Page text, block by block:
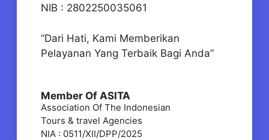
NIB : 2802250035061
“Dari Hati, Kami Memberikan
Pelayanan Yang Terbaik Bagi Anda”
Member Of ASITA
Association Of The Indonesian
Tours & travel Agencies
NIA : 0511/XII/DPP/2025